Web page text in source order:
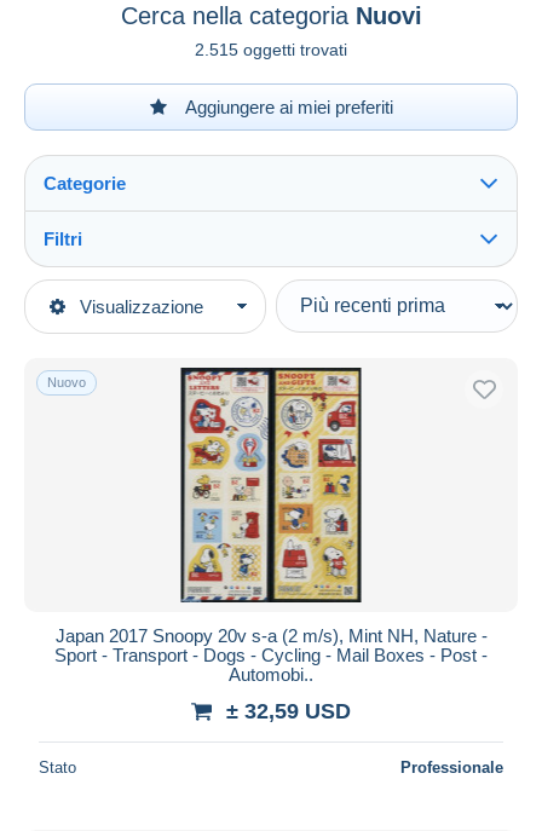
Cerca nella categoria Nuovi
2.515 oggetti trovati
Aggiungere ai miei preferiti
Visualizzazione
Categorie
Categorie principali
Asia
1989-2019 Imperatore Akihito (Periodo Heisei)
Filtri
Tipo di vendita
In corso
Prezzo fisso
Asta con offerte
Aste senza offerte
Casa d'aste
Chiude fra
Dalle USD
Nuovo
Japan 2017 Snoopy 20v s-a (2 m/s), Mint NH, Nature -
Sport - Transport - Dogs - Cycling - Mail Boxes - Post -
Automobi..
± 32,59 USD
Stato Professionale